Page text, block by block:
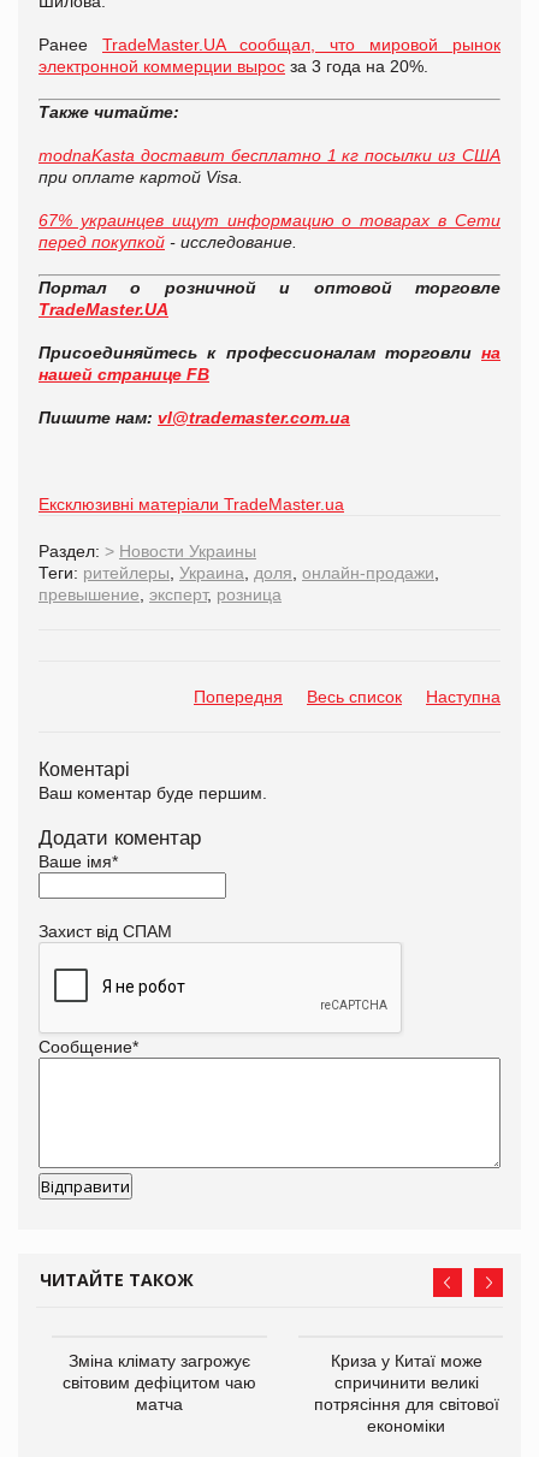
Ранее TradeMaster.UA сообщал, что мировой рынок
электронной коммерции вырос за 3 года на 20%.
Также читайте:
modnaKasta доставит бесплатно 1 кг посылки из США
при оплате картой Visa.
67% украинцев ищут информацию о товарах в Сети
перед покупкой - исследование.
Портал о розничной и оптовой торговле
TradeMaster.UA
Присоединяйтесь к профессионалам торговли на
нашей странице FB
Пишите нам: vl@trademaster.com.ua
Ексклюзивні матеріали TradeMaster.ua
Раздел: > Новости Украины
Теги: ритейлеры Украина доля онлайн-продажи
превышение эксперт, розница
Попередня Весь список Наступна
Коментарі
Ваш коментар буде першим.
Додати коментар
Ваше імя*
Захист від СПАМ
Сообщение*
ЧИТАЙТЕ ТАКОЖ
Зміна клімату загрожує
світовим дефіцитом чаю
матча
Криза у Китаї може
спричинити великі
потрясіння для світової
економіки